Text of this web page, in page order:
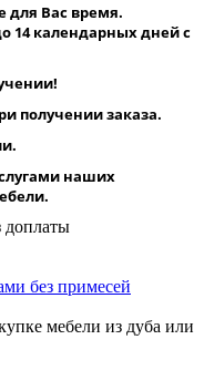
для Вас время.
14 календарных дней с
получении заказа.
наших